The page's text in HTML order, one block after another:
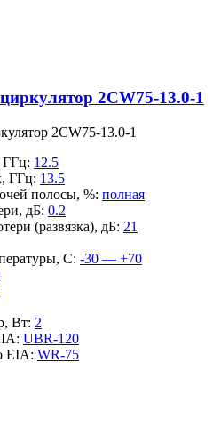
2CW75-13.0-1
2CW75-13.0-1
ГГц: 12.5
ГГц: 13.5
полосы, %: полная
дБ: 0.2
(развязка), дБ: 21
С: -30 — +70
Вт: 2
: UBR-120
EIA: WR-75